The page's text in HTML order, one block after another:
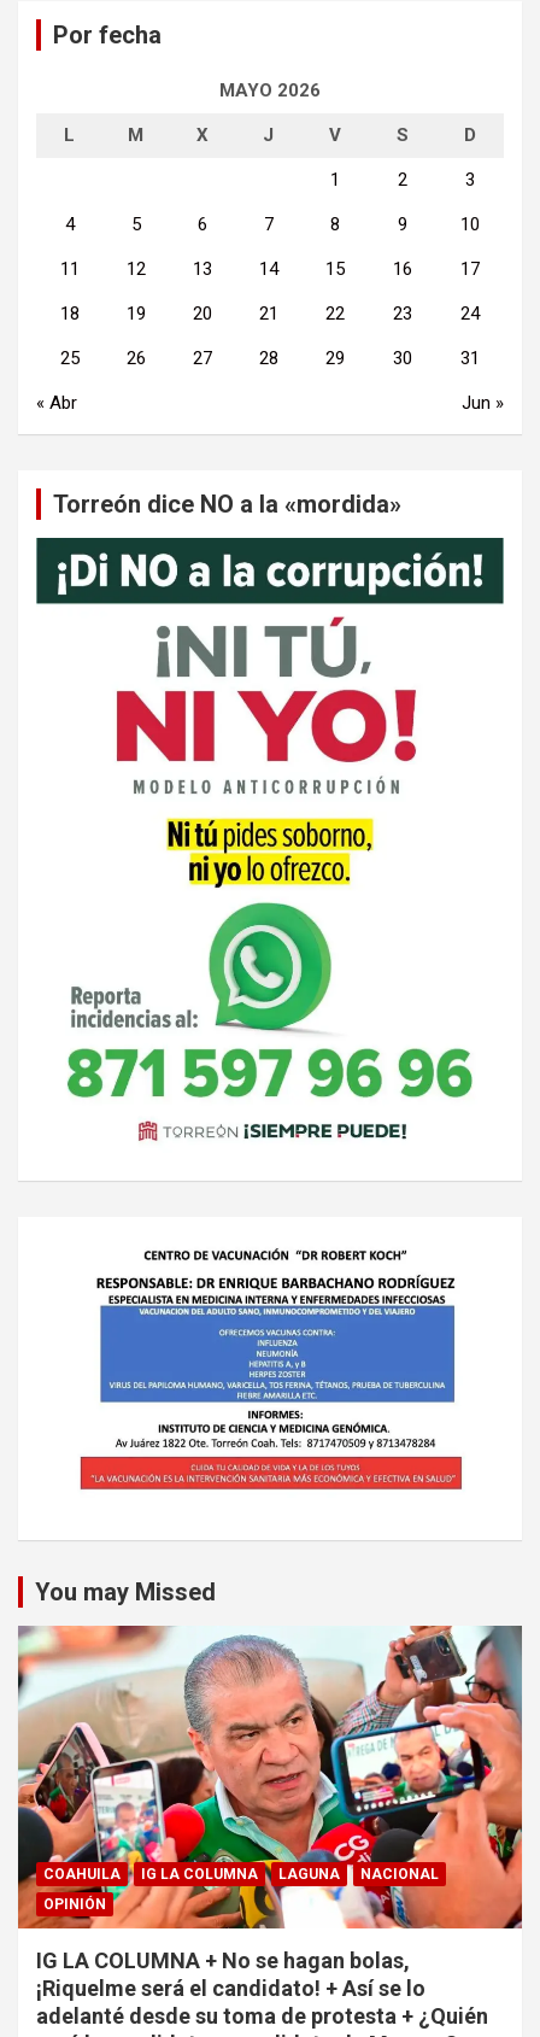
Por fecha
MAYO 2026
L M X J V S D
1 2 3
4 5 6 7 8 9 10
11 12 13 14 15 16 17
18 19 20 21 22 23 24
25 26 27 28 29 30 31
« Abr Jun »
Torreón dice NO a la «mordida»
You may Missed
COAHUILA IG LA COLUMNA LAGUNA
NACIONAL
OPINIÓN
IG LA COLUMNA + No se hagan bolas,
¡Riquelme será el candidato! + Así se lo
adelanté desde su toma de protesta + ¿Quién